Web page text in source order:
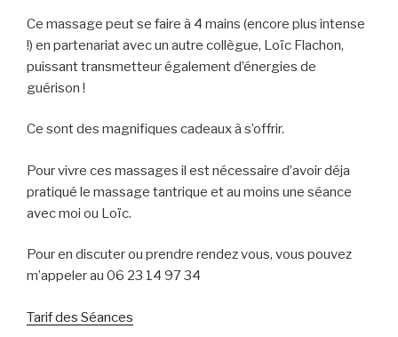
Ce massage peut se faire à 4 mains (encore plus intense
!) en partenariat avec un autre collègue, Loïc Flachon,
puissant transmetteur également d’énergies de
guérison !
Ce sont des magnifiques cadeaux à s’offrir.
Pour vivre ces massages il est nécessaire d’avoir déja
pratiqué le massage tantrique et au moins une séance
avec moi ou Loïc.
Pour en discuter ou prendre rendez vous, vous pouvez
m’appeler au 06 23 14 97 34
Tarif des Séances